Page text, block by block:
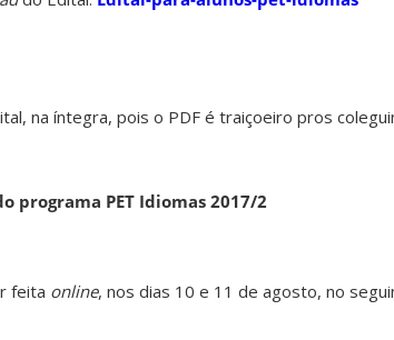
na íntegra, pois o PDF é traiçoeiro pros
programa PET Idiomas 2017/2
feita online, nos dias 10 e 11 de agosto, no